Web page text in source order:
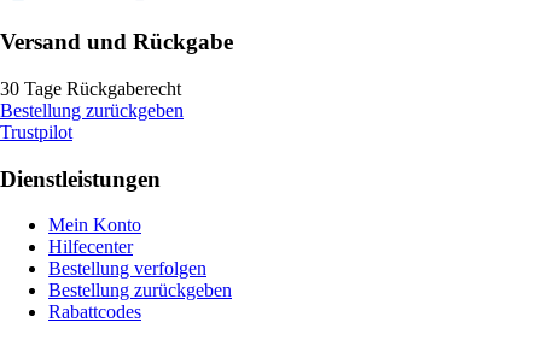
Versand und Rückgabe
30 Tage Rückgaberecht
Bestellung zurückgeben
Trustpilot
Dienstleistungen
Mein Konto
Hilfecenter
Bestellung verfolgen
Bestellung zurückgeben
Rabattcodes